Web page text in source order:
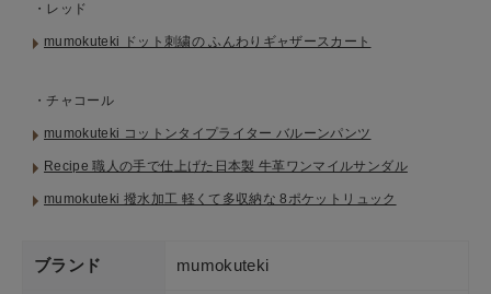
・レッド
mumokuteki ドット刺繍の ふんわりギャザースカート
・チャコール
mumokuteki コットンタイプライター バルーンパンツ
Recipe 職人の手で仕上げた日本製 牛革ワンマイルサンダル
mumokuteki 撥水加工 軽くて多収納な 8ポケットリュック
ブランド mumokuteki